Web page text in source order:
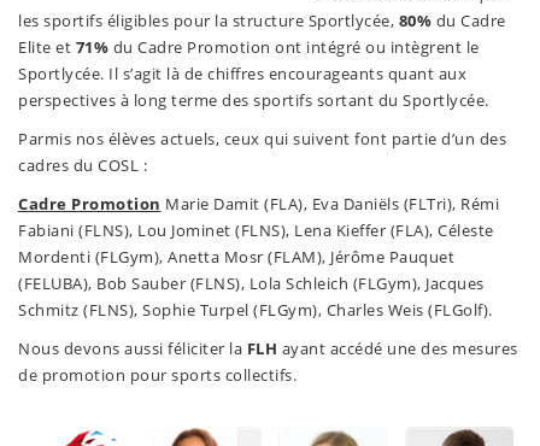
les sportifs éligibles pour la structure Sportlycée, 80% du Cadre
Elite et 71% du Cadre Promotion ont intégré ou intègrent le
Sportlycée. Il s’agit là de chiffres encourageants quant aux
perspectives à long terme des sportifs sortant du Sportlycée.
Parmis nos élèves actuels, ceux qui suivent font partie d’un des
cadres du COSL :
Cadre Promotion Marie Damit (FLA), Eva Daniëls (FLTri), Rémi
Fabiani (FLNS), Lou Jominet (FLNS), Lena Kieffer (FLA), Céleste
Mordenti (FLGym), Anetta Mosr (FLAM), Jérôme Pauquet
(FELUBA), Bob Sauber (FLNS), Lola Schleich (FLGym), Jacques
Schmitz (FLNS), Sophie Turpel (FLGym), Charles Weis (FLGolf).
Nous devons aussi féliciter la FLH ayant accédé une des mesures
de promotion pour sports collectifs.